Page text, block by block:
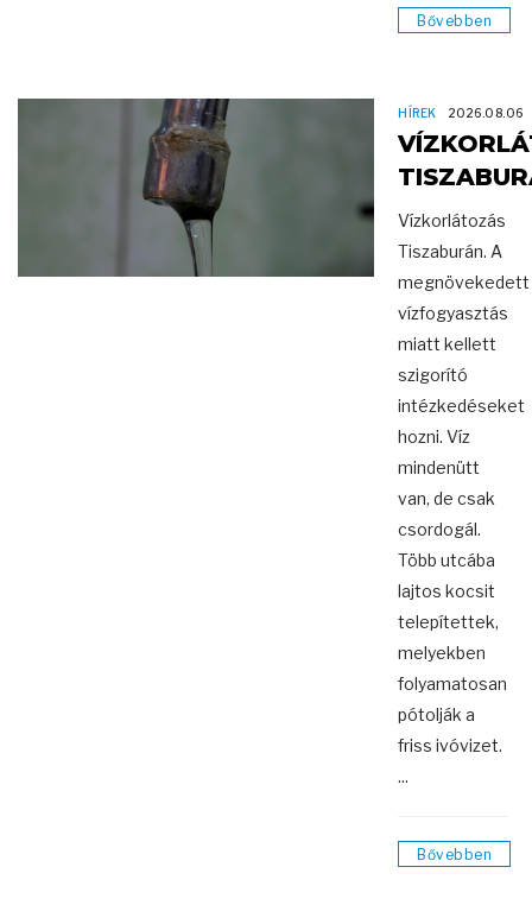
Bővebben
HÍREK 2026.08.06
Vízkorlátozás
Tiszaburán. A
megnövekedett
vízfogyasztás
miatt kellett
szigorító
intézkedéseket
hozni. Víz
mindenütt
van, de csak
csordogál.
Több utcába
lajtos kocsit
telepítettek,
melyekben
folyamatosan
pótolják a
friss ivóvizet.
...
Bővebben